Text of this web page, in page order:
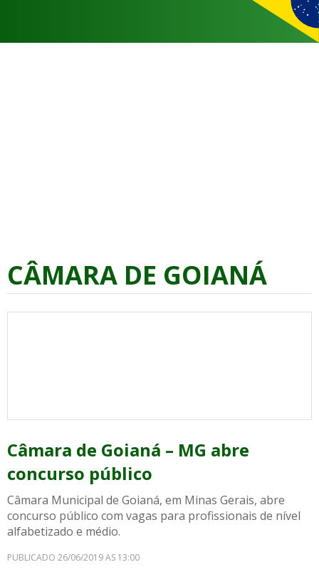
CÂMARA DE GOIANÁ
Câmara de Goianá – MG abre
concurso público
Câmara Municipal de Goianá, em Minas Gerais, abre
concurso público com vagas para profissionais de nível
alfabetizado e médio.
PUBLICADO 26/06/2019 AS 13:00